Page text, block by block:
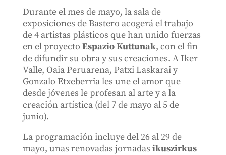
Durante el mes de mayo, la sala de
exposiciones de Bastero acogerá el trabajo
de 4 artistas plásticos que han unido fuerzas
en el proyecto Espazio Kuttunak, con el fin
de difundir su obra y sus creaciones. A Iker
Valle, Oaia Peruarena, Patxi Laskarai y
Gonzalo Etxeberria les une el amor que
desde jóvenes le profesan al arte y a la
creación artística (del 7 de mayo al 5 de
junio).
La programación incluye del 26 al 29 de
mayo, unas renovadas jornadas ikuszirkus